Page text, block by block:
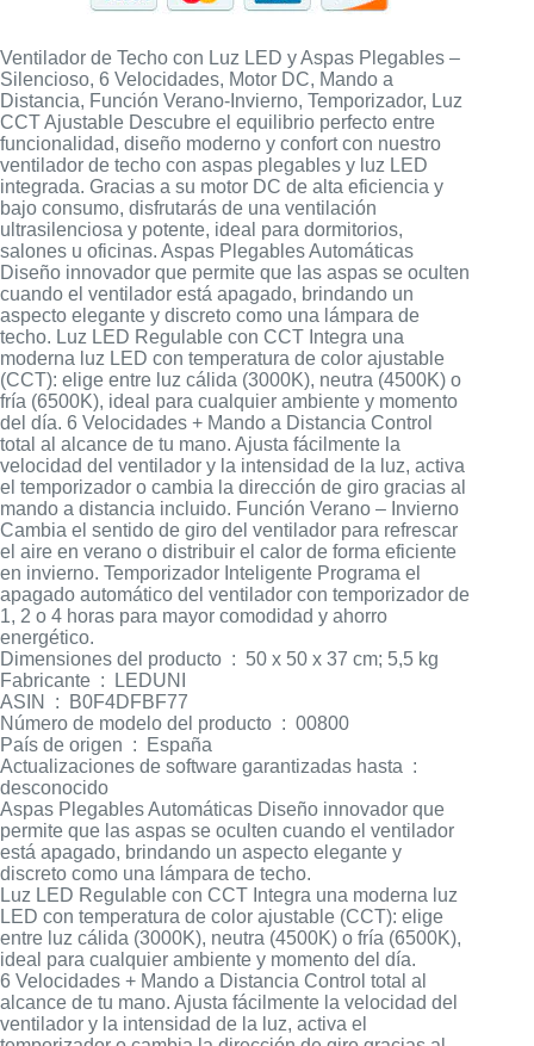
Ventilador de Techo con Luz LED y Aspas Plegables –
Silencioso, 6 Velocidades, Motor DC, Mando a
Distancia, Función Verano-Invierno, Temporizador, Luz
CCT Ajustable Descubre el equilibrio perfecto entre
funcionalidad, diseño moderno y confort con nuestro
ventilador de techo con aspas plegables y luz LED
integrada. Gracias a su motor DC de alta eficiencia y
bajo consumo, disfrutarás de una ventilación
ultrasilenciosa y potente, ideal para dormitorios,
salones u oficinas. Aspas Plegables Automáticas
Diseño innovador que permite que las aspas se oculten
cuando el ventilador está apagado, brindando un
aspecto elegante y discreto como una lámpara de
techo. Luz LED Regulable con CCT Integra una
moderna luz LED con temperatura de color ajustable
(CCT): elige entre luz cálida (3000K), neutra (4500K) o
fría (6500K), ideal para cualquier ambiente y momento
del día. 6 Velocidades + Mando a Distancia Control
total al alcance de tu mano. Ajusta fácilmente la
velocidad del ventilador y la intensidad de la luz, activa
el temporizador o cambia la dirección de giro gracias al
mando a distancia incluido. Función Verano – Invierno
Cambia el sentido de giro del ventilador para refrescar
el aire en verano o distribuir el calor de forma eficiente
en invierno. Temporizador Inteligente Programa el
apagado automático del ventilador con temporizador de
1, 2 o 4 horas para mayor comodidad y ahorro
energético.
Dimensiones del producto ‏ : ‎ 50 x 50 x 37 cm; 5,5 kg
Fabricante ‏ : ‎ LEDUNI
ASIN ‏ : ‎ B0F4DFBF77
Número de modelo del producto ‏ : ‎ 00800
País de origen ‏ : ‎ España
Actualizaciones de software garantizadas hasta ‏ : ‎
desconocido
Aspas Plegables Automáticas Diseño innovador que
permite que las aspas se oculten cuando el ventilador
está apagado, brindando un aspecto elegante y
discreto como una lámpara de techo.
Luz LED Regulable con CCT Integra una moderna luz
LED con temperatura de color ajustable (CCT): elige
entre luz cálida (3000K), neutra (4500K) o fría (6500K),
ideal para cualquier ambiente y momento del día.
6 Velocidades + Mando a Distancia Control total al
alcance de tu mano. Ajusta fácilmente la velocidad del
ventilador y la intensidad de la luz, activa el